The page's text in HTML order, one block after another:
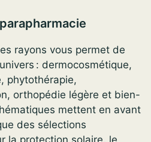
rayons vous permet de
: dermocosmétique,
phytothérapie,
orthopédie légère et bien-
mettent en avant
des sélections